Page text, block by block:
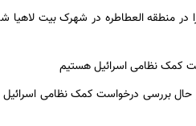
منطقه العطاطره در شهرک بیت لاهیا